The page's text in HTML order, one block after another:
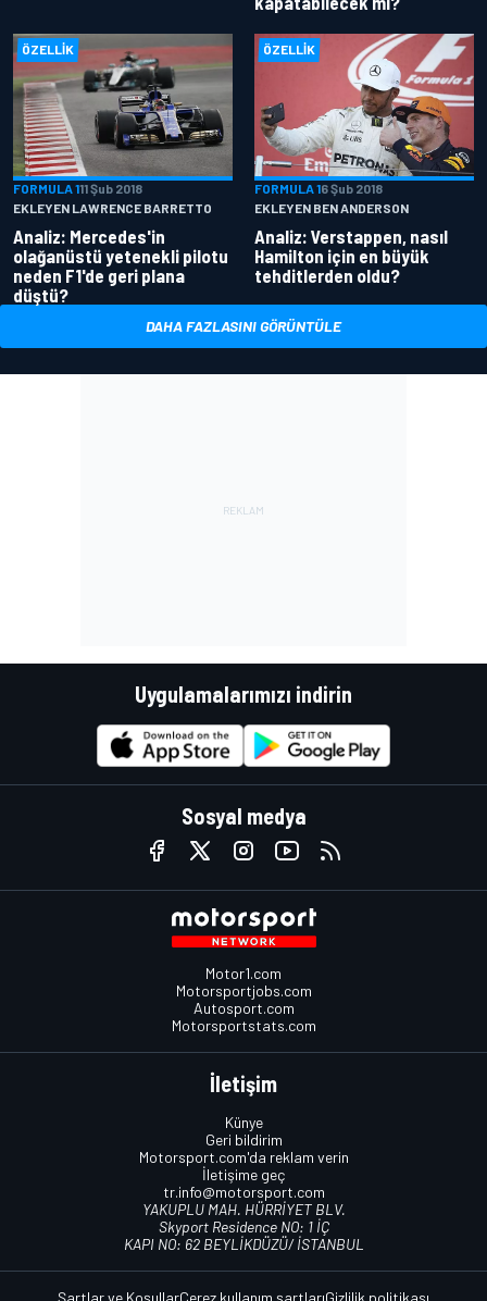
ÖZELLIK
FORMULA 111 Şub 2018
EKLEYEN LAWRENCE BARRETTO
Analiz: Mercedes'in
olağanüstü yetenekli pilotu
neden F1'de geri plana
düştü?
ÖZELLIK
FORMULA 16 Şub 2018
EKLEYEN BEN ANDERSON
Analiz: Verstappen, nasıl
Hamilton için en büyük
tehditlerden oldu?
DAHA FAZLASINI GÖRÜNTÜLE
Uygulamalarımızı indirin
Sosyal medya
Motor1.com
Motorsportjobs.com
Autosport.com
Motorsportstats.com
İletişim
Künye
Geri bildirim
Motorsport.com'da reklam verin
İletişime geç
tr.info@motorsport.com
YAKUPLU MAH. HÜRRİYET BLV.
Skyport Residence NO: 1 İÇ
KAPI NO: 62 BEYLİKDÜZÜ/ İSTANBUL
Şartlar ve KoşullarÇerez kullanım şartlarıGizlilik politikası